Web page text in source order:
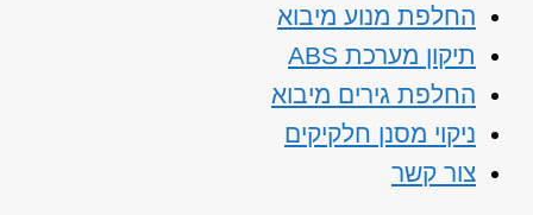
החלפת מנוע מיבוא
תיקון מערכת ABS
החלפת גירים מיבוא
ניקוי מסנן חלקיקים
צור קשר